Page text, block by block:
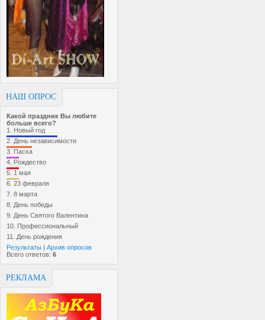
НАШ ОПРОС
Какой праздник Вы любите
больше всего?
1. Новый год
2. День независимости
3. Пасха
4. Рождество
5. 1 мая
6. 23 февраля
7. 8 марта
8. День победы
9. День Святого Валентина
10. Профессиональный
11. День рождения
Результаты | Архив опросов
Всего ответов: 6
РЕКЛАМА